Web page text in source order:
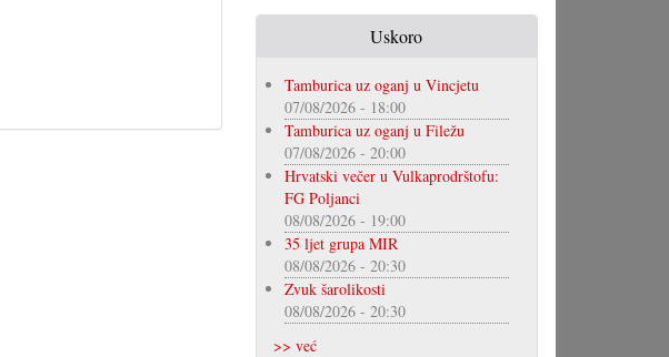
Uskoro
Tamburica uz oganj u Vincjetu
07/08/2026 - 18:00
Tamburica uz oganj u Filežu
07/08/2026 - 20:00
Hrvatski večer u Vulkaprodrštofu:
FG Poljanci
08/08/2026 - 19:00
35 ljet grupa MIR
08/08/2026 - 20:30
Zvuk šarolikosti
08/08/2026 - 20:30
>> već